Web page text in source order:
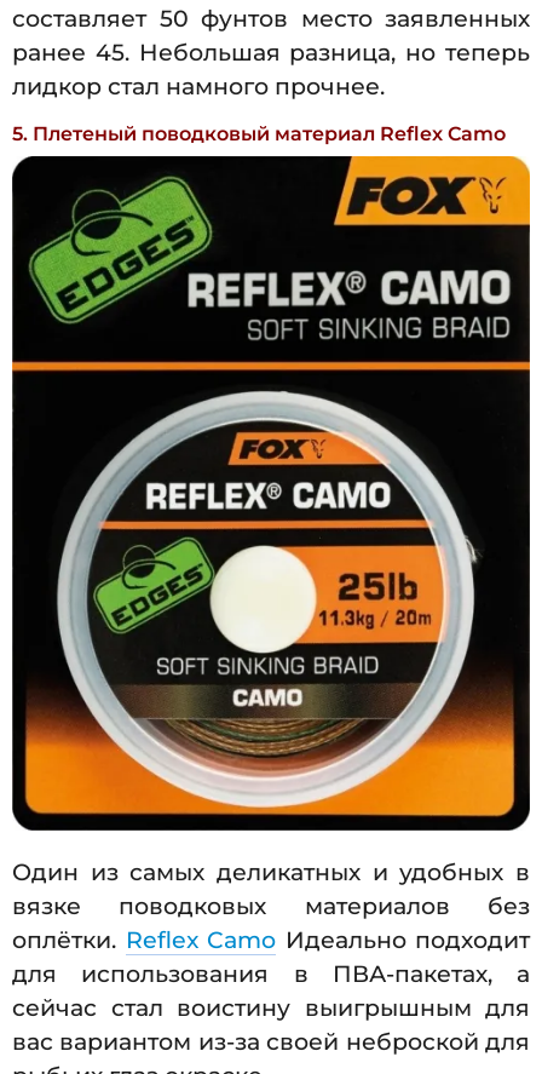
составляет 50 фунтов место заявленных
ранее 45. Небольшая разница, но теперь
лидкор стал намного прочнее.
5. Плетеный поводковый материал Reflex Camo
Один из самых деликатных и удобных в
вязке поводковых материалов без
оплётки. Reflex Camo Идеально подходит
для использования в ПВА-пакетах, а
сейчас стал воистину выигрышным для
вас вариантом из-за своей неброской для